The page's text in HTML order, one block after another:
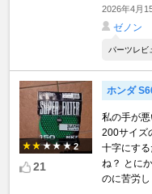
2026年4月
ゼノン
パーツレビ
2
21
ホンダ
私の手が
200サイズ
十字にす
ね？ とに
のに苦労し